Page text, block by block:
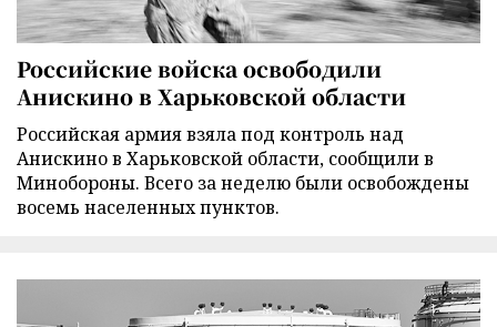
Российские войска освободили
Анискино в Харьковской области
Российская армия взяла под контроль над
Анискино в Харьковской области, сообщили в
Минобороны. Всего за неделю были освобождены
восемь населенных пунктов.